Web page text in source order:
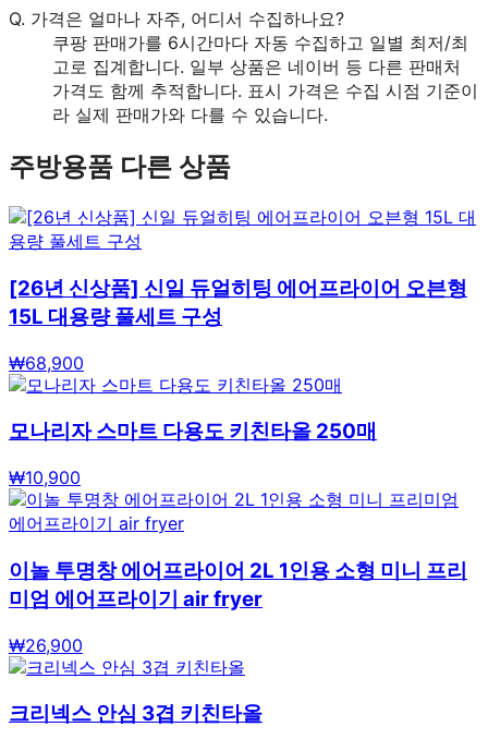
Q. 가격은 얼마나 자주, 어디서 수집하나요?
쿠팡 판매가를 6시간마다 자동 수집하고 일별 최저/최
고로 집계합니다. 일부 상품은 네이버 등 다른 판매처
가격도 함께 추적합니다. 표시 가격은 수집 시점 기준이
라 실제 판매가와 다를 수 있습니다.
주방용품 다른 상품
[26년 신상품] 신일 듀얼히팅 에어프라이어 오븐형
15L 대용량 풀세트 구성
₩68,900
모나리자 스마트 다용도 키친타올 250매
₩10,900
이놀 투명창 에어프라이어 2L 1인용 소형 미니 프리
미엄 에어프라이기 air fryer
₩26,900
크리넥스 안심 3겹 키친타올